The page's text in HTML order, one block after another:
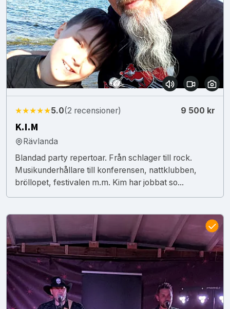
★★★★★5.0(2 recensioner) 9 500 kr
K.I.M
Rävlanda
Blandad party repertoar. Från schlager till rock.
Musikunderhållare till konferensen, nattklubben,
bröllopet, festivalen m.m. Kim har jobbat so...